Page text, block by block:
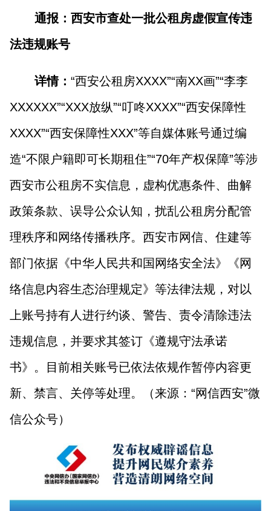
通报：西安市查处一批公租房虚假宣传违
法违规账号
详情： “西安公租房XXXX”“南XX画”“李李
XXXXXX”“XXX放纵”“叮咚XXXX”“西安保障性
XXXX”“西安保障性XXX”等自媒体账号通过编
造“不限户籍即可长期租住”“70年产权保障”等涉
西安市公租房不实信息，虚构优惠条件、曲解
政策条款、误导公众认知，扰乱公租房分配管
理秩序和网络传播秩序。西安市网信、住建等
部门依据《中华人民共和国网络安全法》《网
络信息内容生态治理规定》等法律法规，对以
上账号持有人进行约谈、警告、责令清除违法
违规信息，并要求其签订《遵规守法承诺
书》。目前相关账号已依法依规作暂停内容更
新、禁言、关停等处理。（来源：“网信西安”微
信公众号）